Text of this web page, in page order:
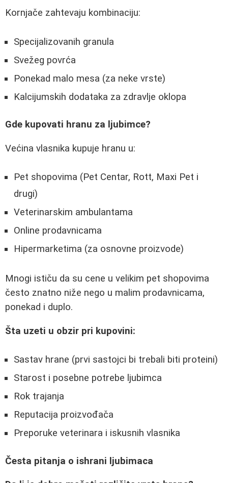
Kornjače zahtevaju kombinaciju:
Specijalizovanih granula
Svežeg povrća
Ponekad malo mesa (za neke vrste)
Kalcijumskih dodataka za zdravlje oklopa
Gde kupovati hranu za ljubimce?
Većina vlasnika kupuje hranu u:
Pet shopovima (Pet Centar, Rott, Maxi Pet i
drugi)
Veterinarskim ambulantama
Online prodavnicama
Hipermarketima (za osnovne proizvode)
Mnogi ističu da su cene u velikim pet shopovima
često znatno niže nego u malim prodavnicama,
ponekad i duplo.
Šta uzeti u obzir pri kupovini:
Sastav hrane (prvi sastojci bi trebali biti proteini)
Starost i posebne potrebe ljubimca
Rok trajanja
Reputacija proizvođača
Preporuke veterinara i iskusnih vlasnika
Česta pitanja o ishrani ljubimaca